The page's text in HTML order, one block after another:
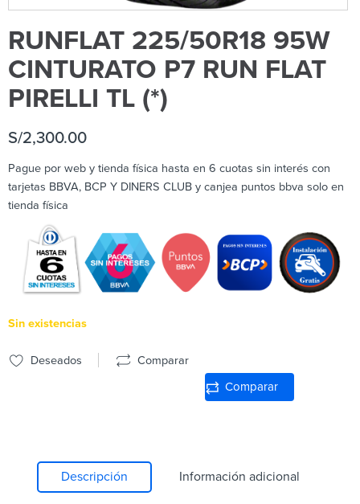
RUNFLAT 225/50R18 95W
CINTURATO P7 RUN FLAT
PIRELLI TL (*)
S/2,300.00
Pague por web y tienda física hasta en 6 cuotas sin interés con
tarjetas BBVA, BCP Y DINERS CLUB y canjea puntos bbva solo en
tienda física
Sin existencias
Deseados Comparar
Comparar
Descripción Información adicional